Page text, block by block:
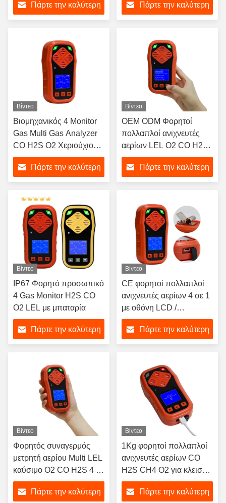
ντίζελ αιθυλενίου C2H4
Πάρτε την καλύτερη
δοκιμαστής αναλυτής
μετρητή
Πάρτε την καλύτερη
Βίντεο
Βιομηχανικός 4 Monitor
Gas Multi Gas Analyzer
CO H2S O2 Χεριούχιος
ανιχνευτής καυσίμων
αερίωνΠάρτε την καλύτερη
Βίντεο
OEM ODM Φορητοί
πολλαπλοί ανιχνευτές
αερίων LEL O2 CO H2S
4 Monitor αερίου
Πάρτε την καλύτερη
Βίντεο
IP67 Φορητό προσωπικό
4 Gas Monitor H2S CO
O2 LEL με μπαταρία
Πάρτε την καλύτερη
Βίντεο
CE φορητοί πολλαπλοί
ανιχνευτές αερίων 4 σε 1
με οθόνη LCD /
επαναφορτιζόμενη
μπαταρία λιθίου
Πάρτε την καλύτερη
Βίντεο
Φορητός συναγερμός
μετρητή αερίου Multi LEL
καύσιμο O2 CO H2S 4 σε
1 ανιχνευτής αερίου
Πάρτε την καλύτερη
Βίντεο
1Kg φορητοί πολλαπλοί
ανιχνευτές αερίων CO
H2S CH4 O2 για κλειστό
χώρο πιστοποιημένοι
ATEXΠάρτε την καλύτερη